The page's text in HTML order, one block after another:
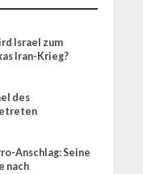
Israel zum
Iran-Krieg?
des
Anschlag: Seine
nach